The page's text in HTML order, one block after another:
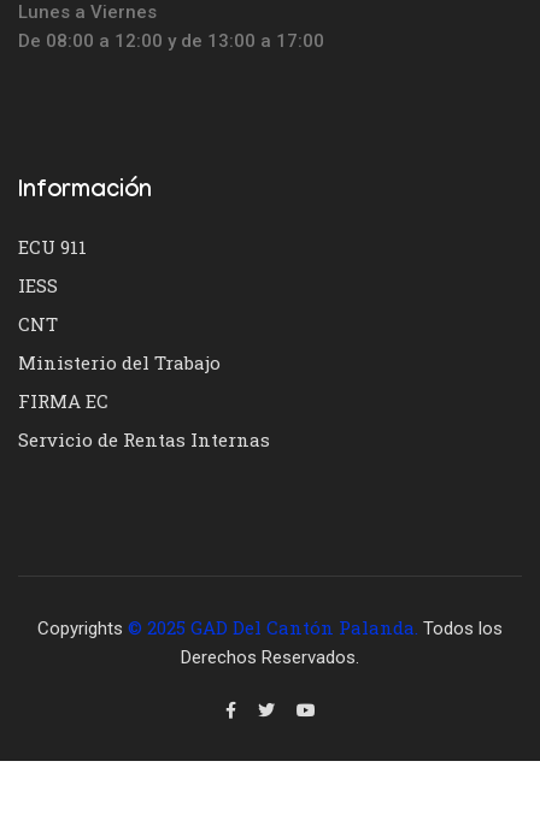
Lunes a Viernes
De 08:00 a 12:00 y de 13:00 a 17:00
Información
ECU 911
IESS
CNT
Ministerio del Trabajo
FIRMA EC
Servicio de Rentas Internas
Copyrights © 2025 GAD Del Cantón Palanda. Todos los
Derechos Reservados.